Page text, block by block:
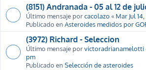
(8151) Andranada - 05 al 12 de
Último mensaje porcacolazo « Mar Jul
Publicado en Asteroides medidos por
(3972) Richard - Seleccion
Último mensaje porvictoradrianamelotti
pm
Publicado en Selección de asteroides